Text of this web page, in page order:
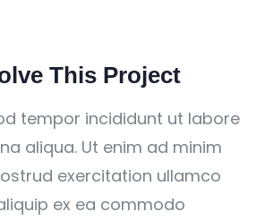
This Project
tempor incididunt ut labore
aliqua. Ut enim ad minim
exercitation ullamco
ex ea commodo